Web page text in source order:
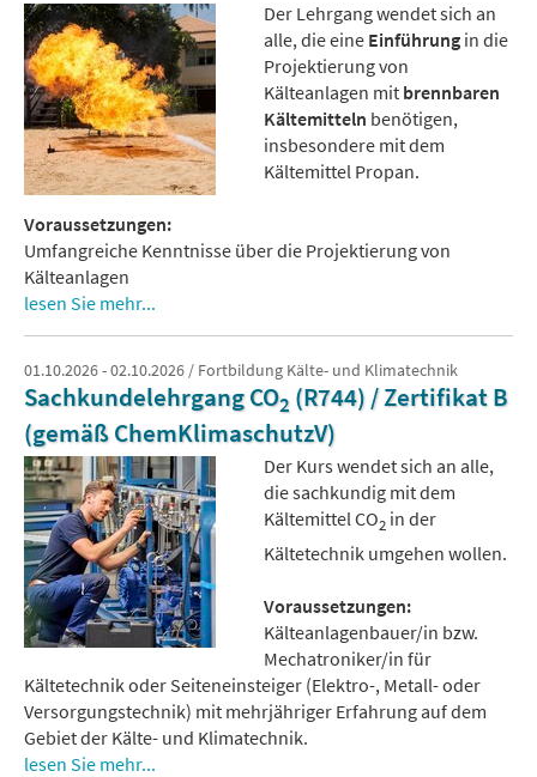
Der Lehrgang wendet sich an
alle, die eine Einführung in die
Projektierung von
Kälteanlagen mit brennbaren
Kältemitteln benötigen,
insbesondere mit dem
Kältemittel Propan.
Voraussetzungen:
Umfangreiche Kenntnisse über die Projektierung von
Kälteanlagen
lesen Sie mehr...
01.10.2026 - 02.10.2026 / Fortbildung Kälte- und Klimatechnik
Sachkundelehrgang CO2 (R744) / Zertifikat B
(gemäß ChemKlimaschutzV)
Der Kurs wendet sich an alle,
die sachkundig mit dem
Kältemittel CO2 in der
Kältetechnik umgehen wollen.
Voraussetzungen:
Kälteanlagenbauer/in bzw.
Mechatroniker/in für
Kältetechnik oder Seiteneinsteiger (Elektro-, Metall- oder
Versorgungstechnik) mit mehrjähriger Erfahrung auf dem
Gebiet der Kälte- und Klimatechnik.
lesen Sie mehr...